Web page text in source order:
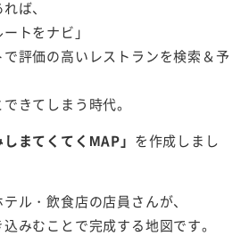
ば、
トをナビ」
で評価の高いレストランを検索＆予
きてしまう時代。
しまてくてくMAP」 を作成しまし
ル・飲食店の店員さんが、
みむことで完成する地図です。